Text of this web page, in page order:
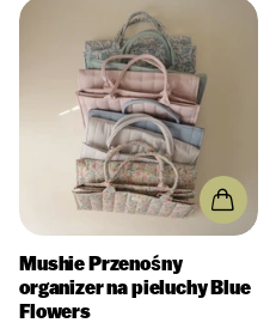
Mushie Przenośny
organizer na pieluchy Blue
Flowers